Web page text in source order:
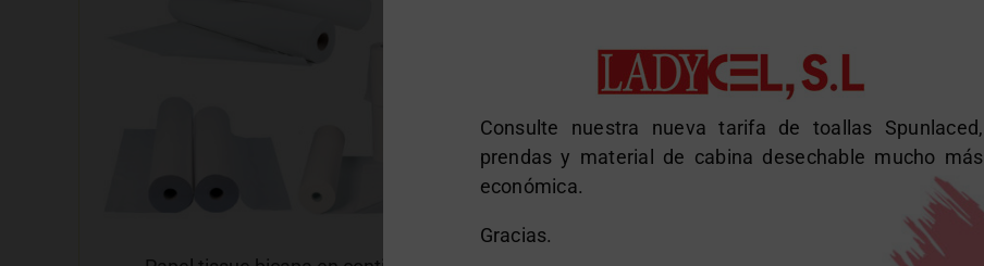
Consulte nuestra nueva tarifa de toallas Spunlaced,
prendas y material de cabina desechable mucho más
económica.
Gracias.